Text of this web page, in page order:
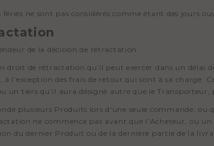
ne sont pas considérés comme étant des jours
de la décision de rétractation
droit de rétractation qu’il peut exercer dans un délai
à l’exception des frais de retour qui sont à sa charge.
un tiers qu’il aura désigné autre que le Transporteur,
plusieurs Produits lors d'une seule commande, ou
ne commence pas avant que l’Acheteur, ou
du dernier Produit ou de la dernière partie de la